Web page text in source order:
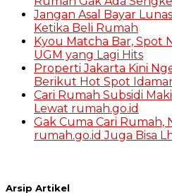
Jangan Asal Bayar
Ketika Beli Rumah
Kyou Matcha Bar, Spot
UGM yang Lagi Hits
Properti Jakarta Kini
Berikut Hot Spot
Cari Rumah Subsidi
Lewat rumah.go.id
Gak Cuma Cari Rumah,
rumah.go.id Juga Bisa
Arsip Artikel